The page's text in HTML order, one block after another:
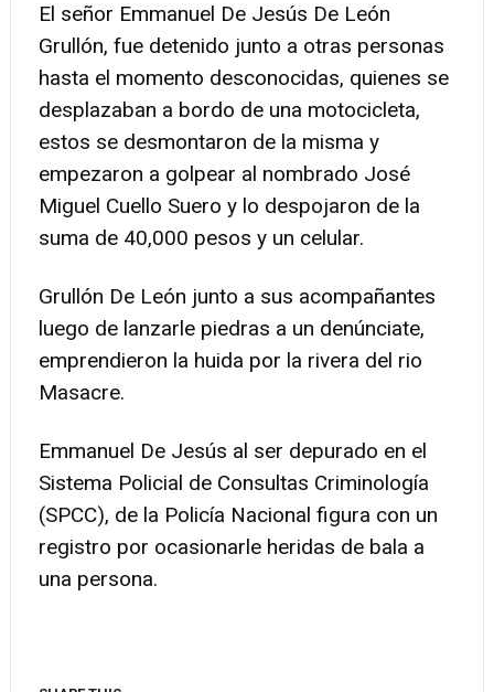
El señor Emmanuel De Jesús De León
Grullón, fue detenido junto a otras personas
hasta el momento desconocidas, quienes se
desplazaban a bordo de una motocicleta,
estos se desmontaron de la misma y
empezaron a golpear al nombrado José
Miguel Cuello Suero y lo despojaron de la
suma de 40,000 pesos y un celular.
Grullón De León junto a sus acompañantes
luego de lanzarle piedras a un denúnciate,
emprendieron la huida por la rivera del rio
Masacre.
Emmanuel De Jesús al ser depurado en el
Sistema Policial de Consultas Criminología
(SPCC), de la Policía Nacional figura con un
registro por ocasionarle heridas de bala a
una persona.